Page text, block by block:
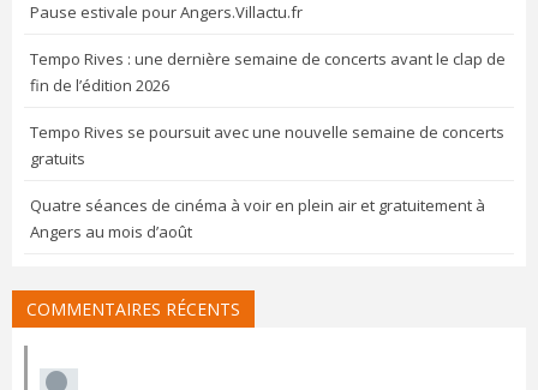
Pause estivale pour Angers.Villactu.fr
Tempo Rives : une dernière semaine de concerts avant le clap de
fin de l’édition 2026
Tempo Rives se poursuit avec une nouvelle semaine de concerts
gratuits
Quatre séances de cinéma à voir en plein air et gratuitement à
Angers au mois d’août
COMMENTAIRES RÉCENTS